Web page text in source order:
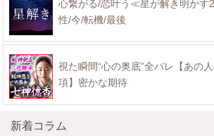
心繋がる/恋叶う≪星が解き明かす
性/今/転機/最後
視た瞬間“心の奥底”全バレ【あの
項】密かな期待
新着コラム